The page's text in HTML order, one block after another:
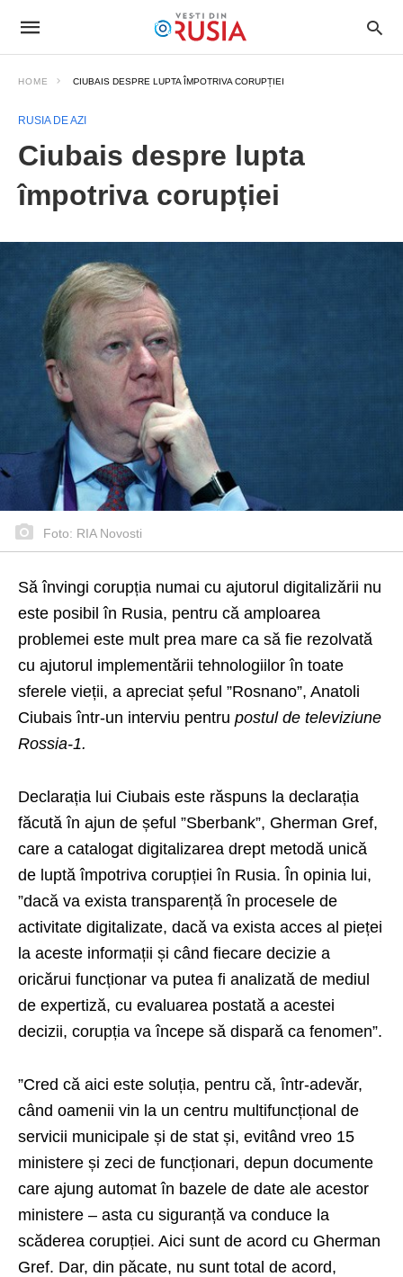
HOME CIUBAIS DESPRE LUPTA ÎMPOTRIVA CORUPȚIEI
RUSIA DE AZI
Ciubais despre lupta
împotriva corupției
Foto: RIA Novosti
Să învingi corupția numai cu ajutorul digitalizării nu
este posibil în Rusia, pentru că amploarea
problemei este mult prea mare ca să fie rezolvată
cu ajutorul implementării tehnologiilor în toate
sferele vieții, a apreciat șeful ”Rosnano”, Anatoli
Ciubais într-un interviu pentru postul de televiziune
Rossia-1.
Declarația lui Ciubais este răspuns la declarația
făcută în ajun de șeful ”Sberbank”, Gherman Gref,
care a catalogat digitalizarea drept metodă unică
de luptă împotriva corupției în Rusia. În opinia lui,
”dacă va exista transparență în procesele de
activitate digitalizate, dacă va exista acces al pieței
la aceste informații și când fiecare decizie a
oricărui funcționar va putea fi analizată de mediul
de expertiză, cu evaluarea postată a acestei
decizii, corupția va începe să dispară ca fenomen”.
”Cred că aici este soluția, pentru că, într-adevăr,
când oamenii vin la un centru multifuncțional de
servicii municipale și de stat și, evitând vreo 15
ministere și zeci de funcționari, depun documente
care ajung automat în bazele de date ale acestor
ministere – asta cu siguranță va conduce la
scăderea corupției. Aici sunt de acord cu Gherman
Gref. Dar, din păcate, nu sunt total de acord,